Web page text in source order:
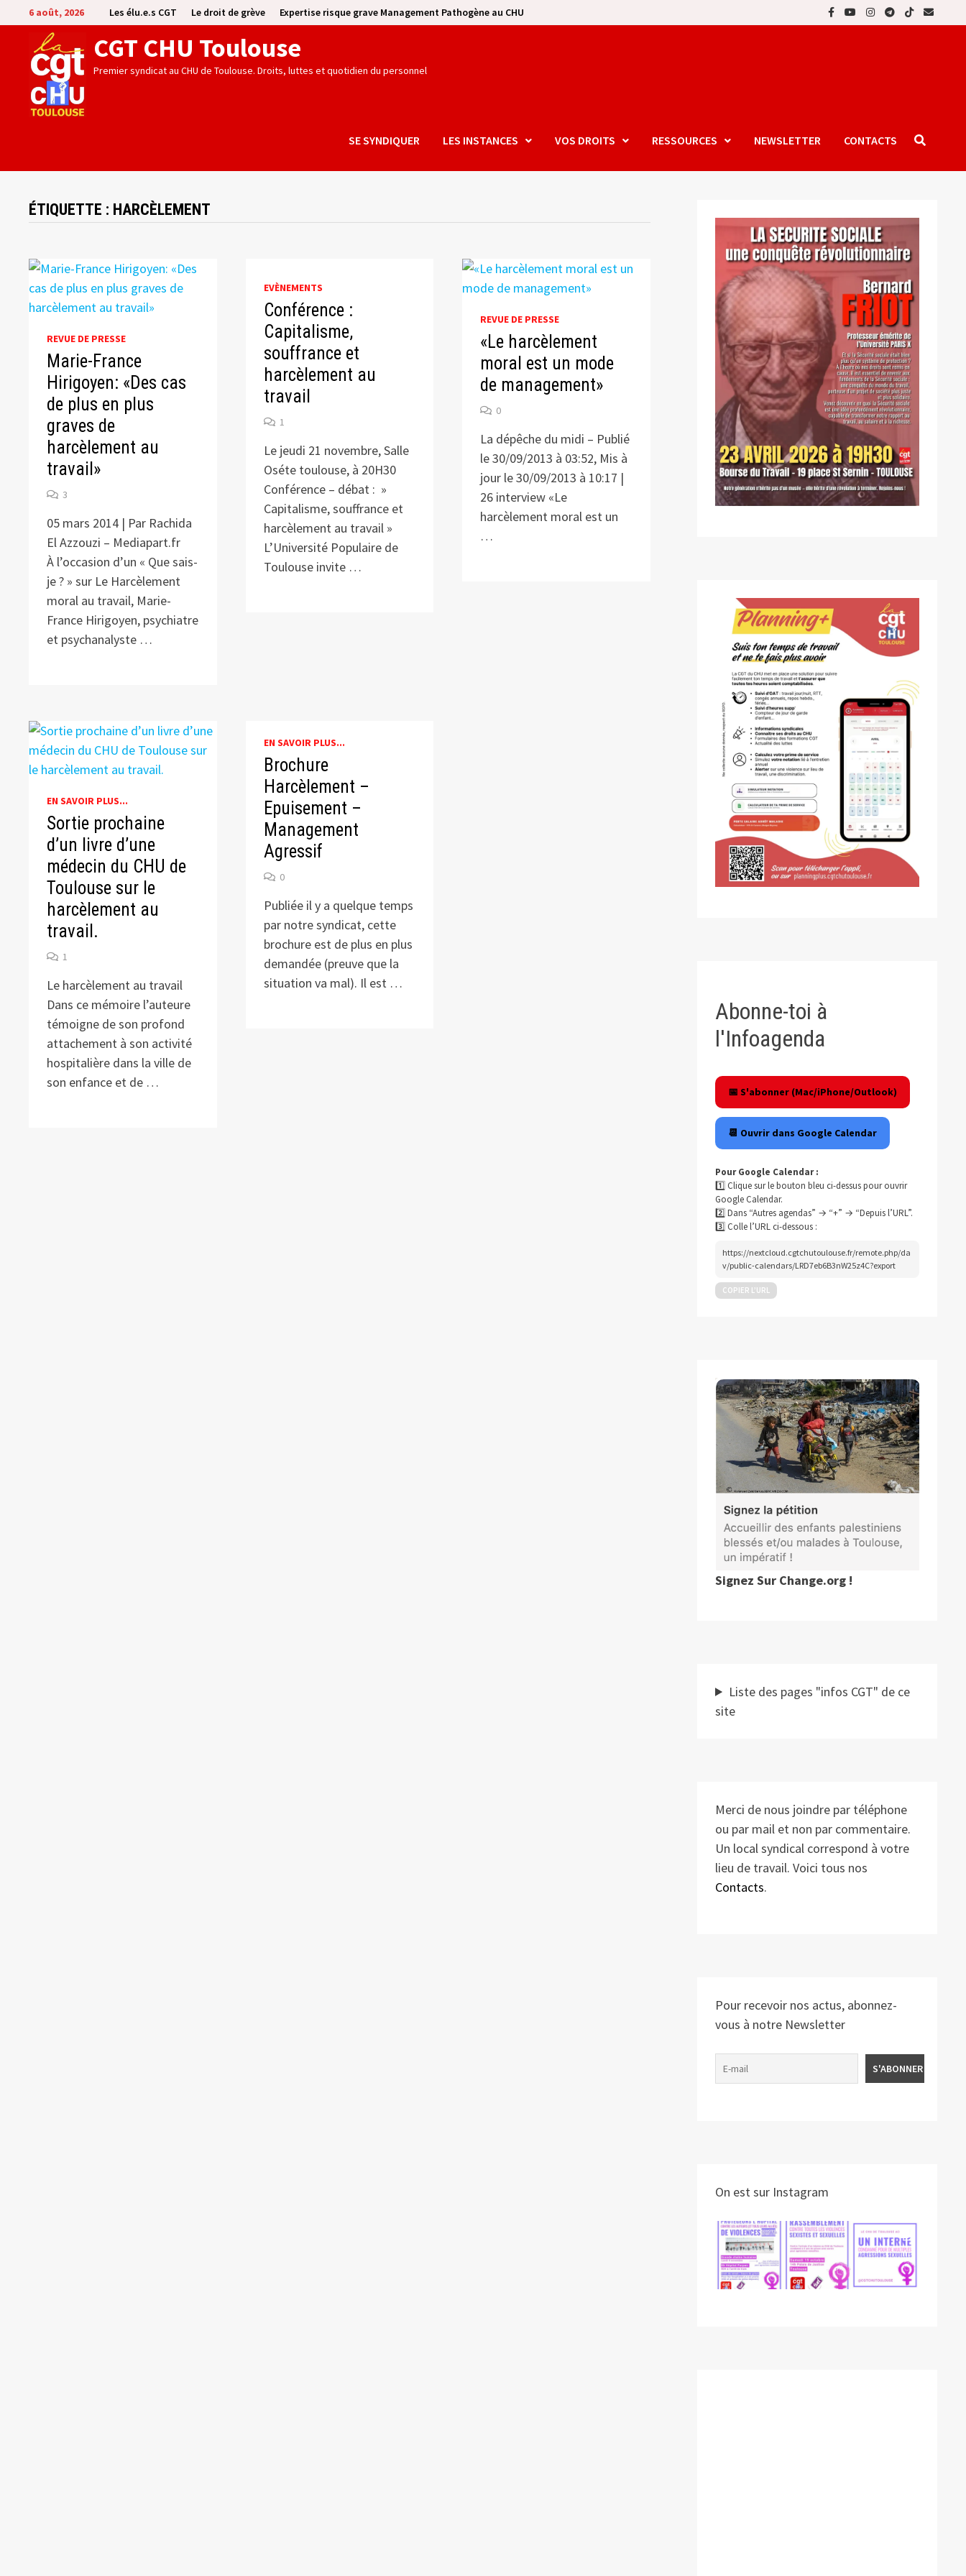
Passer
au
contenu
6 août, 2026 Les élu.e.s CGT Le droit de grève Expertise risque grave Management Pathogène au CHU
CGT CHU Toulouse
Premier syndicat au CHU de Toulouse. Droits, luttes et quotidien du personnel
SE SYNDIQUER LES INSTANCES VOS DROITS RESSOURCES NEWSLETTER CONTACTS
ÉTIQUETTE : HARCÈLEMENT
REVUE DE PRESSE
Marie-France
Hirigoyen: «Des cas
de plus en plus
graves de
harcèlement au
travail»
3
05 mars 2014 | Par Rachida
El Azzouzi – Mediapart.fr
À l’occasion d’un « Que sais-
je ? » sur Le Harcèlement
moral au travail, Marie-
France Hirigoyen, psychiatre
et psychanalyste …
EVÈNEMENTS
Conférence :
Capitalisme,
souffrance et
harcèlement au
travail
1
Le jeudi 21 novembre, Salle
Oséte toulouse, à 20H30
Conférence – débat : »
Capitalisme, souffrance et
harcèlement au travail »
L’Université Populaire de
Toulouse invite …
REVUE DE PRESSE
«Le harcèlement
moral est un mode
de management»
0
La dépêche du midi – Publié
le 30/09/2013 à 03:52, Mis à
jour le 30/09/2013 à 10:17 |
26 interview «Le
harcèlement moral est un
…
EN SAVOIR PLUS...
Sortie prochaine
d’un livre d’une
médecin du CHU de
Toulouse sur le
harcèlement au
travail.
1
Le harcèlement au travail
Dans ce mémoire l’auteure
témoigne de son profond
attachement à son activité
hospitalière dans la ville de
son enfance et de …
EN SAVOIR PLUS...
Brochure
Harcèlement –
Epuisement –
Management
Agressif
0
Publiée il y a quelque temps
par notre syndicat, cette
brochure est de plus en plus
demandée (preuve que la
situation va mal). Il est …
Abonne-toi à
l'Infoagenda
📅 S'abonner (Mac/iPhone/Outlook)
📆 Ouvrir dans Google Calendar
Pour Google Calendar :
1️⃣ Clique sur le bouton bleu ci-dessus pour ouvrir
Google Calendar.
2️⃣ Dans “Autres agendas” → “+” → “Depuis l’URL”.
3️⃣ Colle l’URL ci-dessous :
https://nextcloud.cgtchutoulouse.fr/remote.php/da
v/public-calendars/LRD7eb6B3nW25z4C?export
COPIER L’URL
Signez Sur Change.org !
Liste des pages "infos CGT" de ce
site
Merci de nous joindre par téléphone
ou par mail et non par commentaire.
Un local syndical correspond à votre
lieu de travail. Voici tous nos
Contacts.
Pour recevoir nos actus, abonnez-
vous à notre Newsletter
On est sur Instagram